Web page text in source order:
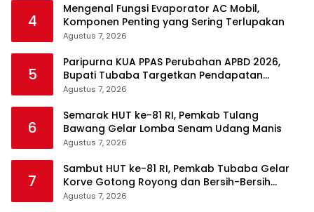
4
Mengenal Fungsi Evaporator AC Mobil,
Komponen Penting yang Sering Terlupakan
Agustus 7, 2026
5
Paripurna KUA PPAS Perubahan APBD 2026,
Bupati Tubaba Targetkan Pendapatan
Daerah Rp820,3 Miliar
Agustus 7, 2026
6
Semarak HUT ke-81 RI, Pemkab Tulang
Bawang Gelar Lomba Senam Udang Manis
Agustus 7, 2026
7
Sambut HUT ke-81 RI, Pemkab Tubaba Gelar
Korve Gotong Royong dan Bersih-Bersih
Serentak
Agustus 7, 2026